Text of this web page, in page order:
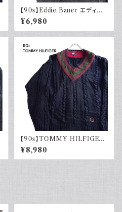
【90s】Eddie Bauer エディー
バウアー コットンニット ハーフ
ジップ USA製 グレー 90年代
古着
¥6,980
【90s】TOMMY HILFIGER
トミーヒルフィガー オールドトミ
ー チルデンニット コットン セー
ター ネイビー 刺繍 90年代
¥8,980